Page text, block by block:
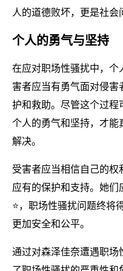
人的道德败坏，更是社会
个人的勇气与坚持
在应对职场性骚扰中，个
害者应当有勇气面对侵
护和救助。尽管这个过程
个人的勇气和坚持，才能
解决。
受害者应当相信自己的权
应有的保护和支持。她
⭐，职场性骚扰问题终将
更加安全和公平。
通过对森泽佳奈遭遇职场